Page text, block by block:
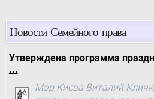
Новости Семейного права
Утверждена программа
...
Мэр Киева Виталий